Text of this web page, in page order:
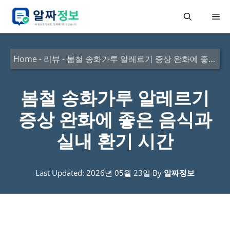
메
Home - 리뷰 - 봄철 송화가루 알레르기 증상 완화에 좋은 음식과 실내 환기 시간
봄철 송화가루 알레르기
증상 완화에 좋은 음식과
실내 환기 시간
Last Updated: 2026년 05월 23일 By 알짜정보